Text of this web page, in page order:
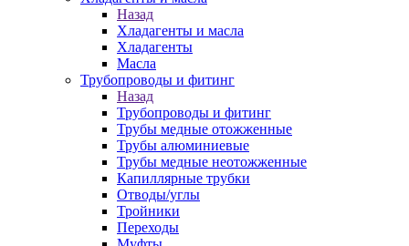
Назад
Хладагенты и масла
Хладагенты
Масла
Трубопроводы и фитинг
Назад
Трубопроводы и фитинг
Трубы медные отожженные
Трубы алюминиевые
Трубы медные неотожженные
Капиллярные трубки
Отводы/углы
Тройники
Переходы